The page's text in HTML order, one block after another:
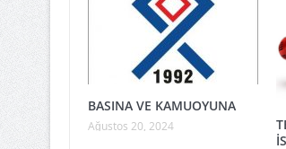
BASINA VE KAMUOYUNA
Ağustos 20, 2024